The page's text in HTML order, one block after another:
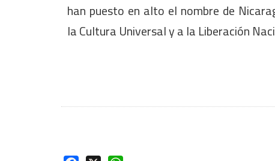
han puesto en alto el nombre de
laCultura Universal y a la Liberación